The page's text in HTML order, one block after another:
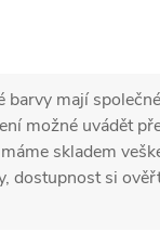
barvy mají společné
možné uvádět
skladem
dostupnost si